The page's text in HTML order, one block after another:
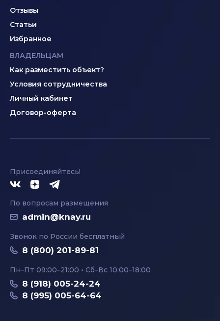
Отзывы
Статьи
Избранное
ВЛАДЕЛЬЦАМ
Как разместить объект?
Условия сотрудничества
Личный кабинет
Договор-оферта
Присоединяйтесь!
По вопросам размещения
admin@knay.ru
Звонок по России бесплатный
8 (800) 201-89-81
Пн–Пт 09:00–21:00 • Сб–Вс 10:00–18:00
8 (918) 005-24-24
8 (995) 005-64-64